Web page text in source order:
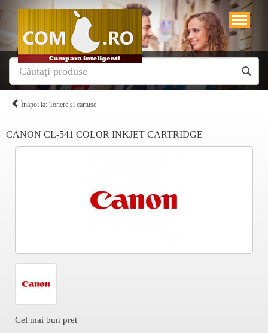
Înapoi la: Tonere si cartuse
CANON CL-541 COLOR INKJET CARTRIDGE
Cel mai bun pret